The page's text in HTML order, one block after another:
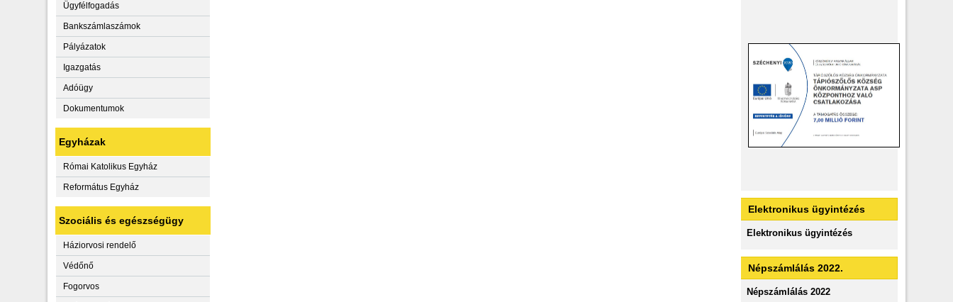
Ügyfélfogadás
Bankszámlaszámok
Pályázatok
Igazgatás
Adóügy
Dokumentumok
Egyházak
Római Katolikus Egyház
Református Egyház
Szociális és egészségügy
Háziorvosi rendelő
Védőnő
Fogorvos
Elektronikus ügyintézés
Elektronikus ügyintézés
Népszámlálás 2022.
Népszámlálás 2022